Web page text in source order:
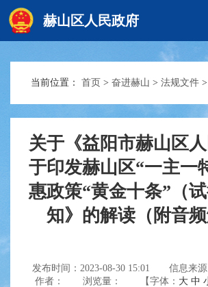
赫山区人民政府
赫山首页
政务要闻
信息公开
当前位置： 首页 > 奋进赫山 > 法规文件 >
关于《益阳市赫山区
于印发赫山区“一主一
惠政策“黄金十条”（
知》的解读（附音频
发布时间：2023-08-30 15:01
信息来
作者：
浏览量： 【字体： 大 中